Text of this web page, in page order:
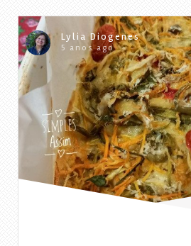
Lylia Diogenes
5 anos ago